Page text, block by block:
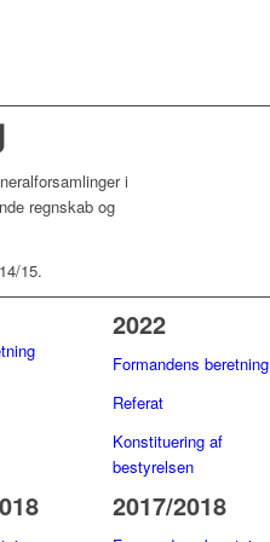
i
regnskab og
15.
2022
Formandens beretning
Referat
Konstituering af
bestyrelsen
2017/2018